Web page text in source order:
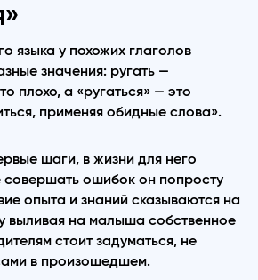
языка у похожих глаголов
значения: ругать —
плохо, а «ругаться» — это
применяя обидные слова».
шаги, в жизни для него
совершать ошибок он попросту
опыта и знаний сказываются на
выливая на малыша собственное
стоит задуматься, не
в произошедшем.